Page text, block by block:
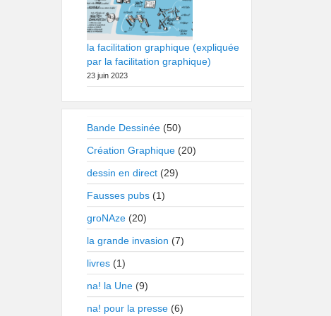
la facilitation graphique (expliquée
par la facilitation graphique)
23 juin 2023
Bande Dessinée (50)
Création Graphique (20)
dessin en direct (29)
Fausses pubs (1)
groNAze (20)
la grande invasion (7)
livres (1)
na! la Une (9)
na! pour la presse (6)